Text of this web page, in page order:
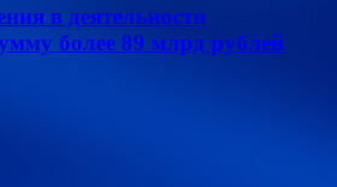
в деятельности
более 89 млрд рублей